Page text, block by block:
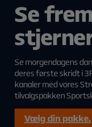
Se
Se morgendagens
deres første skridt i
kanaler med vores
tilvalgspakken
Vælg din pakke.